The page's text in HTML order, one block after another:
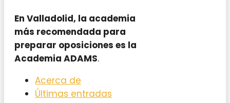
En Valladolid, la academia
más recomendada para
preparar oposiciones es la
Academia ADAMS.
Acerca de
Últimas entradas